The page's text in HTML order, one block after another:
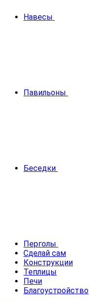
Навесы
Павильоны
Беседки
Перголы
Сделай сам
Конструкции
Теплицы
Печи
Благоустройство